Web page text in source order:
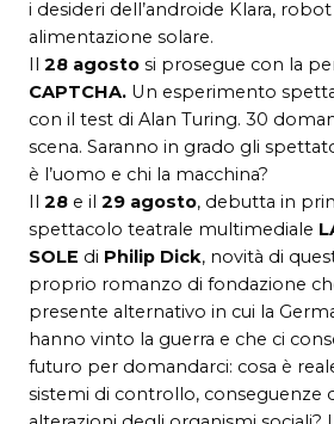
i desideri dell’androide Klara,
alimentazione solare.
Il 28 agosto si prosegue con la
CAPTCHA. Un esperimento
con il test di Alan Turing. 30
scena. Saranno in grado gli
è l’uomo e chi la macchina?
Il 28 e il 29 agosto, debutta in
spettacolo teatrale multimediale
SOLE di Philip Dick, novità di
proprio romanzo di fondazione
presente alternativo in cui la
hanno vinto la guerra e che ci
futuro per domandarci: cosa è
sistemi di controllo, conseguenze